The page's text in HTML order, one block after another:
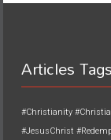
Articles Tags
#Christianity
#JesusChrist